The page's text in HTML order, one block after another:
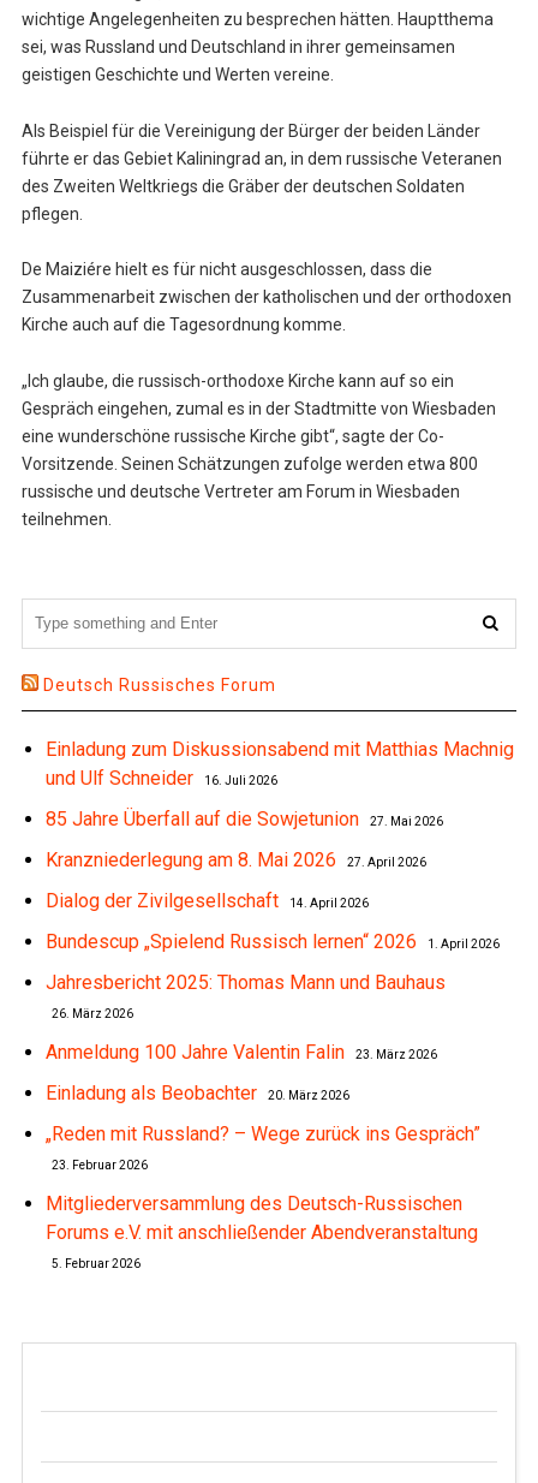
wichtige Angelegenheiten zu besprechen hätten. Hauptthema
sei, was Russland und Deutschland in ihrer gemeinsamen
geistigen Geschichte und Werten vereine.
Als Beispiel für die Vereinigung der Bürger der beiden Länder
führte er das Gebiet Kaliningrad an, in dem russische Veteranen
des Zweiten Weltkriegs die Gräber der deutschen Soldaten
pflegen.
De Maiziére hielt es für nicht ausgeschlossen, dass die
Zusammenarbeit zwischen der katholischen und der orthodoxen
Kirche auch auf die Tagesordnung komme.
„Ich glaube, die russisch-orthodoxe Kirche kann auf so ein
Gespräch eingehen, zumal es in der Stadtmitte von Wiesbaden
eine wunderschöne russische Kirche gibt“, sagte der Co-
Vorsitzende. Seinen Schätzungen zufolge werden etwa 800
russische und deutsche Vertreter am Forum in Wiesbaden
teilnehmen.
Deutsch Russisches Forum
Einladung zum Diskussionsabend mit Matthias Machnig
und Ulf Schneider
16. Juli 2026
85 Jahre Überfall auf die Sowjetunion 27. Mai 2026
Kranzniederlegung am 8. Mai 2026 27. April 2026
Dialog der Zivilgesellschaft 14. April 2026
Bundescup „Spielend Russisch lernen“ 2026 1. April 2026
Jahresbericht 2025: Thomas Mann und Bauhaus
26. März 2026
Anmeldung 100 Jahre Valentin Falin 23. März 2026
Einladung als Beobachter 20. März 2026
„Reden mit Russland? – Wege zurück ins Gespräch”
23. Februar 2026
Mitgliederversammlung des Deutsch-Russischen
Forums e.V. mit anschließender Abendveranstaltung
5. Februar 2026